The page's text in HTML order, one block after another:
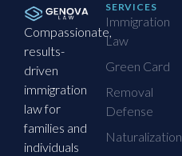
Compassionate,
results-
driven
immigration
law for
families and
individuals
SERVICES
Immigration
Law
Green Card
Removal
Defense
Naturalization